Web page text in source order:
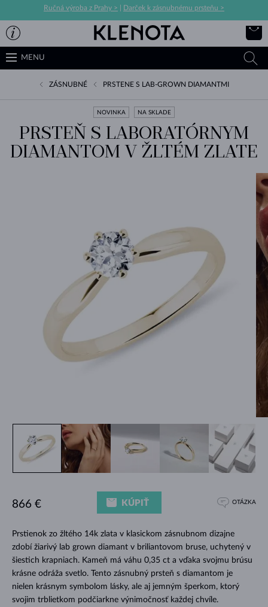
Ručná výroba z Prahy > Darček k zásnubnému prsteňu >
MENU
ZÁSNUBNÉ PRSTENE S LAB-GROWN DIAMANTMI
NOVINKA NA SKLADE
PRSTEŇ S LABORATÓRNYM
DIAMANTOM V ŽLTÉM ZLATE
Prstienok zo žltého 14k zlata v klasickom zásnubnom dizajne
zdobí žiarivý lab grown diamant v briliantovom bruse, uchytený v
šiestich krapniach. Kameň má váhu 0,35 ct a vďaka svojmu brúsu
krásne odráža svetlo. Tento zásnubný prsteň s diamantom je
nielen krásnym symbolom lásky, ale aj jemným šperkom, ktorý
svojim trblietkom podčiarkne výnimočnosť každej chvíle.
866 € KÚPIŤ OTÁZKA